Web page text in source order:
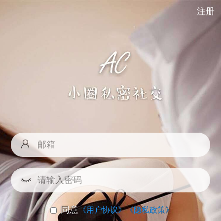
注册
同意《用户协议》《隐私政策》